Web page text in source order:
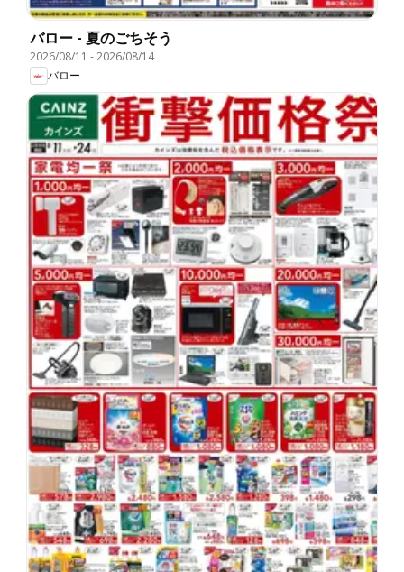
バロー - 夏のごちそう
2026/08/11 -2026/08/14
バロー